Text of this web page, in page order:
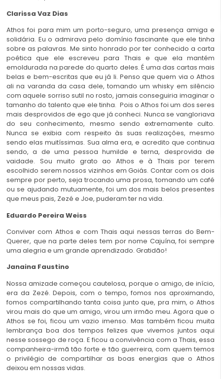
Clarissa Vaz Dias
Athos foi para mim um porto-seguro, uma presença amiga e
solidária. Eu o admirava pelo domínio fascinante que ele tinha
sobre as palavras. Me sinto honrado por ter conhecido a carta
poética que ele escreveu para Thais e que ela mantém
emoldurada na parede do quarto deles. É uma das cartas mais
belas e bem-escritas que eu já li. Penso que quem via o Athos
ali na varanda da casa dele, tomando um whisky em silêncio
com aquele sorriso sutil no rosto, jamais conseguiria imaginar o
tamanho do talento que ele tinha. Pois o Athos foi um dos seres
mais desprovidos de ego que já conheci. Nunca se vangloriava
do seu conhecimento, mesmo sendo extremamente culto.
Nunca se exibia com respeito às suas realizações, mesmo
sendo elas muitíssimas. Sua alma era, e acredito que continua
sendo, a de uma pessoa humilde e terna, desprovida de
vaidade. Sou muito grato ao Athos e à Thais por terem
escolhido serem nossos vizinhos em Goiás. Contar com os dois
sempre por perto, seja trocando uma prosa, tomando um café
ou se ajudando mutuamente, foi um dos mais belos presentes
que meus pais, Zezé e Joe, puderam ter na vida.
Eduardo Pereira Weiss
Conviver com Athos e com Thais aqui nessas terras do Bem-
Querer, que na parte deles tem por nome Cajuína, foi sempre
uma alegria e um grande aprendizado. Gratidão!
Janaina Faustino
Nossa amizade começou cautelosa, porque o amigo, de início,
era da Zezé. Depois, com o tempo, fomos nos aproximando,
fomos compartilhando tanta coisa junto que, pra mim, o Athos
virou mais do que um amigo, virou um irmão meu. Agora que o
Athos se foi, ficou um vazio imenso. Mas também ficou muita
lembrança boa dos tempos felizes que vivemos juntos aqui
nesse sossego de roça. E ficou a convivência com a Thais, essa
companheira-irmã tão forte e tão guerreira, com quem temos
o privilégio de compartilhar as boas energias que o Athos
deixou em nossas vidas.